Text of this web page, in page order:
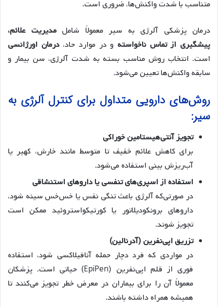
متناسب با شدت واکنش‌ها، ضروری است.
درمان پزشکی آلرژی به سیر معمولاً شاملمدیریت علائم،
پیشگیری از تماس ناخواسته و در موارد حاد،درمان اورژانسی
است. انتخاب روش مناسب بسته به شدت آلرژی، سن بیمار و
سابقه واکنش‌ها تعیین می‌شود.
روش‌های دارویی متداول برای کنترل آلرژی به
سیر:
تجویز آنتی‌هیستامین خوراکی
برای کاهش علائم خفیف تا متوسط مانند خارش، کهیر یا
آب‌ریزش بینی استفاده می‌شود.
استفاده از اسپری‌های تنفسی یا داروهای استنشاقی
در صورتی‌که آلرژی باعث تنگی نفس یا خس‌خس سینه شود،
داروهای برونکودیلاتور یا کورتیکواستروئید ممکن است
تجویز شوند.
تزریق اپی‌نفرین (آدرنالین)
در مواردی که فرد دچار حمله آنافیلاکسی شود، استفاده
فوری از قلم اپی‌نفرین (EpiPen) حیاتی است. پزشکان
معمولاً آن را برای بیماران در معرض خطر تجویز می‌کنند تا
همیشه همراه داشته باشند.